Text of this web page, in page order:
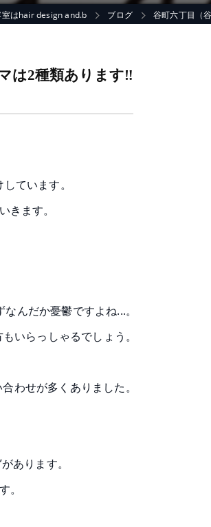
室はhair design and.b ブログ 谷町六丁目（
は2種類あります‼
ています。
きます。
んだか憂鬱ですよね...。
いらっしゃるでしょう。
わせが多くありました。
あります。
。